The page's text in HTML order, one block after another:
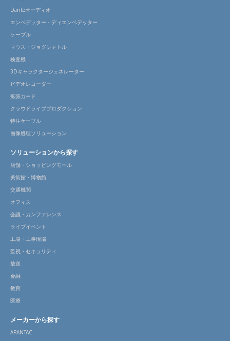
Danteオーディオ
エンベデッター・ディエンベデッター
ケーブル
マウス・ジョグシャトル
検査機
3Dキャラクタージェネレーター
ビデオレコーダー
拡張カード
クラウドライブプロダクション
特注ケーブル
画像処理ソリューション
ソリューションから探す
店舗・ショッピングモール
美術館・博物館
交通機関
オフィス
会議・カンファレンス
ライブイベント
工場・工事現場
監視・セキュリティ
放送
金融
教育
医療
メーカーから探す
APANTAC